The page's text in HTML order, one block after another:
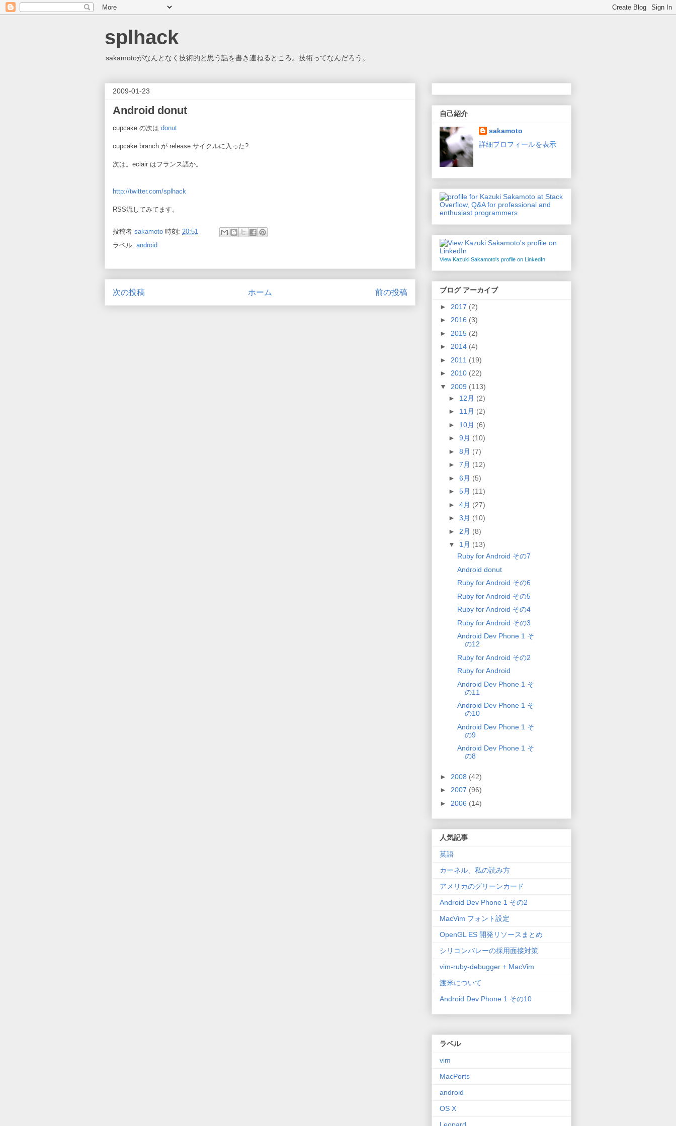
splhack
sakamotoがなんとなく技術的と思う話を書き連ねるところ。技術ってなんだろう。
2009-01-23
Android donut
cupcake の次は donut
cupcake branch が release サイクルに入った?
次は。eclair はフランス語か。
http://twitter.com/splhack
RSS流してみてます。
投稿者 sakamoto 時刻: 20:51
ラベル: android
次の投稿 前の投稿
ホーム
自己紹介
sakamoto
詳細プロフィールを表示
View Kazuki Sakamoto's profile on LinkedIn
ブログ アーカイブ
► 2017 (2)
► 2016 (3)
► 2015 (2)
► 2014 (4)
► 2011 (19)
► 2010 (22)
▼ 2009 (113)
► 12月 (2)
► 11月 (2)
► 10月 (6)
► 9月 (10)
► 8月 (7)
► 7月 (12)
► 6月 (5)
► 5月 (11)
► 4月 (27)
► 3月 (10)
► 2月 (8)
▼ 1月 (13)
Ruby for Android その7
Android donut
Ruby for Android その6
Ruby for Android その5
Ruby for Android その4
Ruby for Android その3
Android Dev Phone 1 そ
の12
Ruby for Android その2
Ruby for Android
Android Dev Phone 1 そ
の11
Android Dev Phone 1 そ
の10
Android Dev Phone 1 そ
の9
Android Dev Phone 1 そ
の8
► 2008 (42)
► 2007 (96)
► 2006 (14)
人気記事
英語
カーネル、私の読み方
アメリカのグリーンカード
Android Dev Phone 1 その2
MacVim フォント設定
OpenGL ES 開発リソースまとめ
シリコンバレーの採用面接対策
vim-ruby-debugger + MacVim
渡米について
Android Dev Phone 1 その10
ラベル
vim
MacPorts
android
OS X
Leopard